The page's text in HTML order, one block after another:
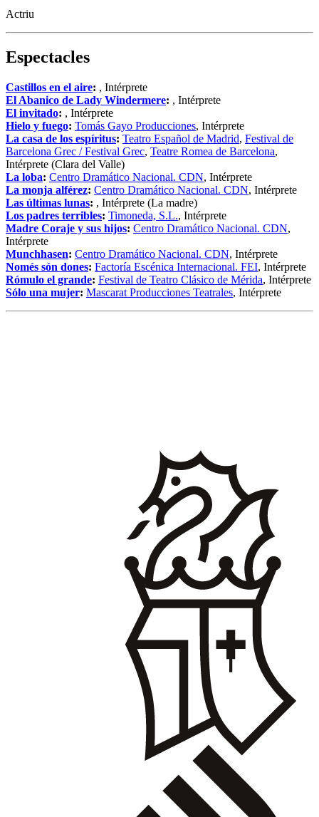
Actriu
Espectacles
Castillos en el aire: , Intérprete
El Abanico de Lady Windermere: , Intérprete
El invitado: , Intérprete
Hielo y fuego: Tomás Gayo Producciones, Intérprete
La casa de los espíritus: Teatro Español de Madrid, Festival de
Barcelona Grec / Festival Grec, Teatre Romea de Barcelona,
Intérprete (Clara del Valle)
La loba: Centro Dramático Nacional. CDN, Intérprete
La monja alférez: Centro Dramático Nacional. CDN, Intérprete
Las últimas lunas: , Intérprete (La madre)
Los padres terribles: Timoneda, S.L., Intérprete
Madre Coraje y sus hijos: Centro Dramático Nacional. CDN,
Intérprete
Munchhasen: Centro Dramático Nacional. CDN, Intérprete
Només són dones: Factoría Escénica Internacional. FEI, Intérprete
Rómulo el grande: Festival de Teatro Clásico de Mérida, Intérprete
Sólo una mujer: Mascarat Producciones Teatrales, Intérprete